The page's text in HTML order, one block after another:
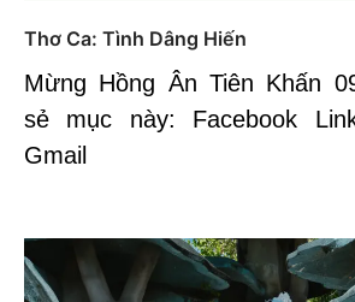
Thơ Ca: Tình Dâng Hiến
Mừng Hồng Ân Tiên Khấn
sẻ mục này: Facebook
Gmail